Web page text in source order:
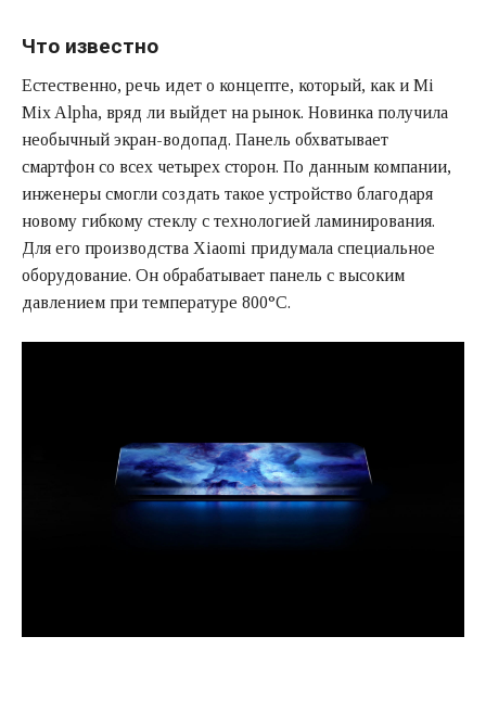
Что известно
Естественно, речь идет о концепте, который, как и Mi
Mix Alpha, вряд ли выйдет на рынок. Новинка получила
необычный экран-водопад. Панель обхватывает
смартфон со всех четырех сторон. По данным компании,
инженеры смогли создать такое устройство благодаря
новому гибкому стеклу с технологией ламинирования.
Для его производства Xiaomi придумала специальное
оборудование. Он обрабатывает панель с высоким
давлением при температуре 800°C.